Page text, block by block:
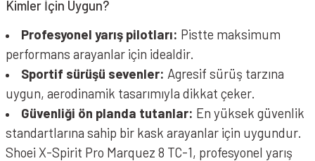
Kimler İçin Uygun?
Profesyonel yarış pilotları: Pistte maksimum
performans arayanlar için idealdir.
Sportif sürüşü sevenler: Agresif sürüş tarzına
uygun, aerodinamik tasarımıyla dikkat çeker.
Güvenliği ön planda tutanlar: En yüksek güvenlik
standartlarına sahip bir kask arayanlar için uygundur.
Shoei X-Spirit Pro Marquez 8 TC-1, profesyonel yarış